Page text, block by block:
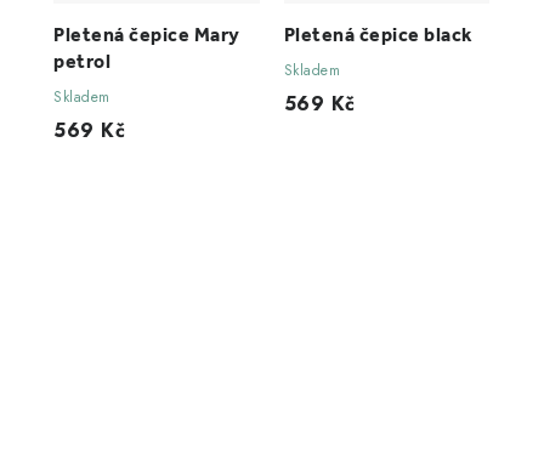
Pletená čepice Mary
petrol
Skladem
569 Kč
Pletená čepice black
Skladem
569 Kč